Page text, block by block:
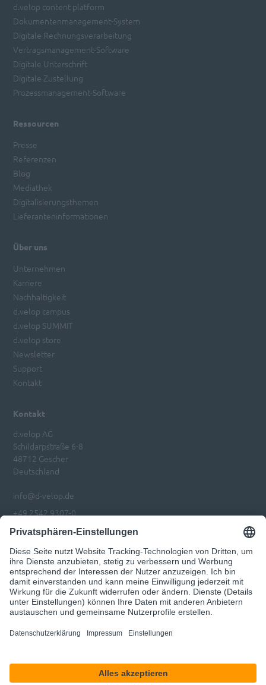
Kontakt
d.velop AG
Schildarpstraße 6-8
48712 Gescher
Deutschland
info@d-velop.de
+49 2542 9307-0
d.velop content platform
Dokumentenmanagement-System
Digitale Rechnungsverarbeitung
Vertragsmanagement-Software
Digitale Unterschrift
Digitale Zustellung
Prozessmanagement-Software
Ressourcen
Presse
Referenzen
Blog
Mediathek
Digitalisierungsthemen
Lieferanteninformationen
Über uns
Unternehmen
Karriere
Nachhaltigkeit
d.velop campus
d.velop SUMMIT
d.velop store
Newsletter
Support
Kontakt
Impressum